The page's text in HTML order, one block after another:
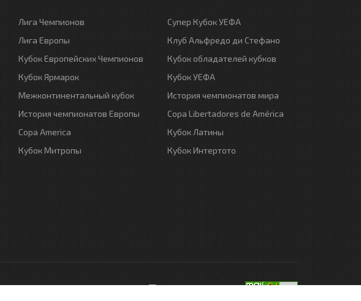
Лига Чемпионов
Лига Европы
Кубок Европейских Чемпионов
Кубок Ярмарок
Межконтинентальный кубок
История чемпионатов Европы
Copa America
Кубок Митропы
Супер Кубок УЕФА
Клуб Альфредо ди Стефано
Кубок обладателей кубков
Кубок УЕФА
История чемпионатов мира
Copa Libertadores de América
Кубок Латины
Кубок Интертото